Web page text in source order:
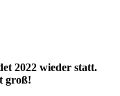
2022 wieder statt.
groß!